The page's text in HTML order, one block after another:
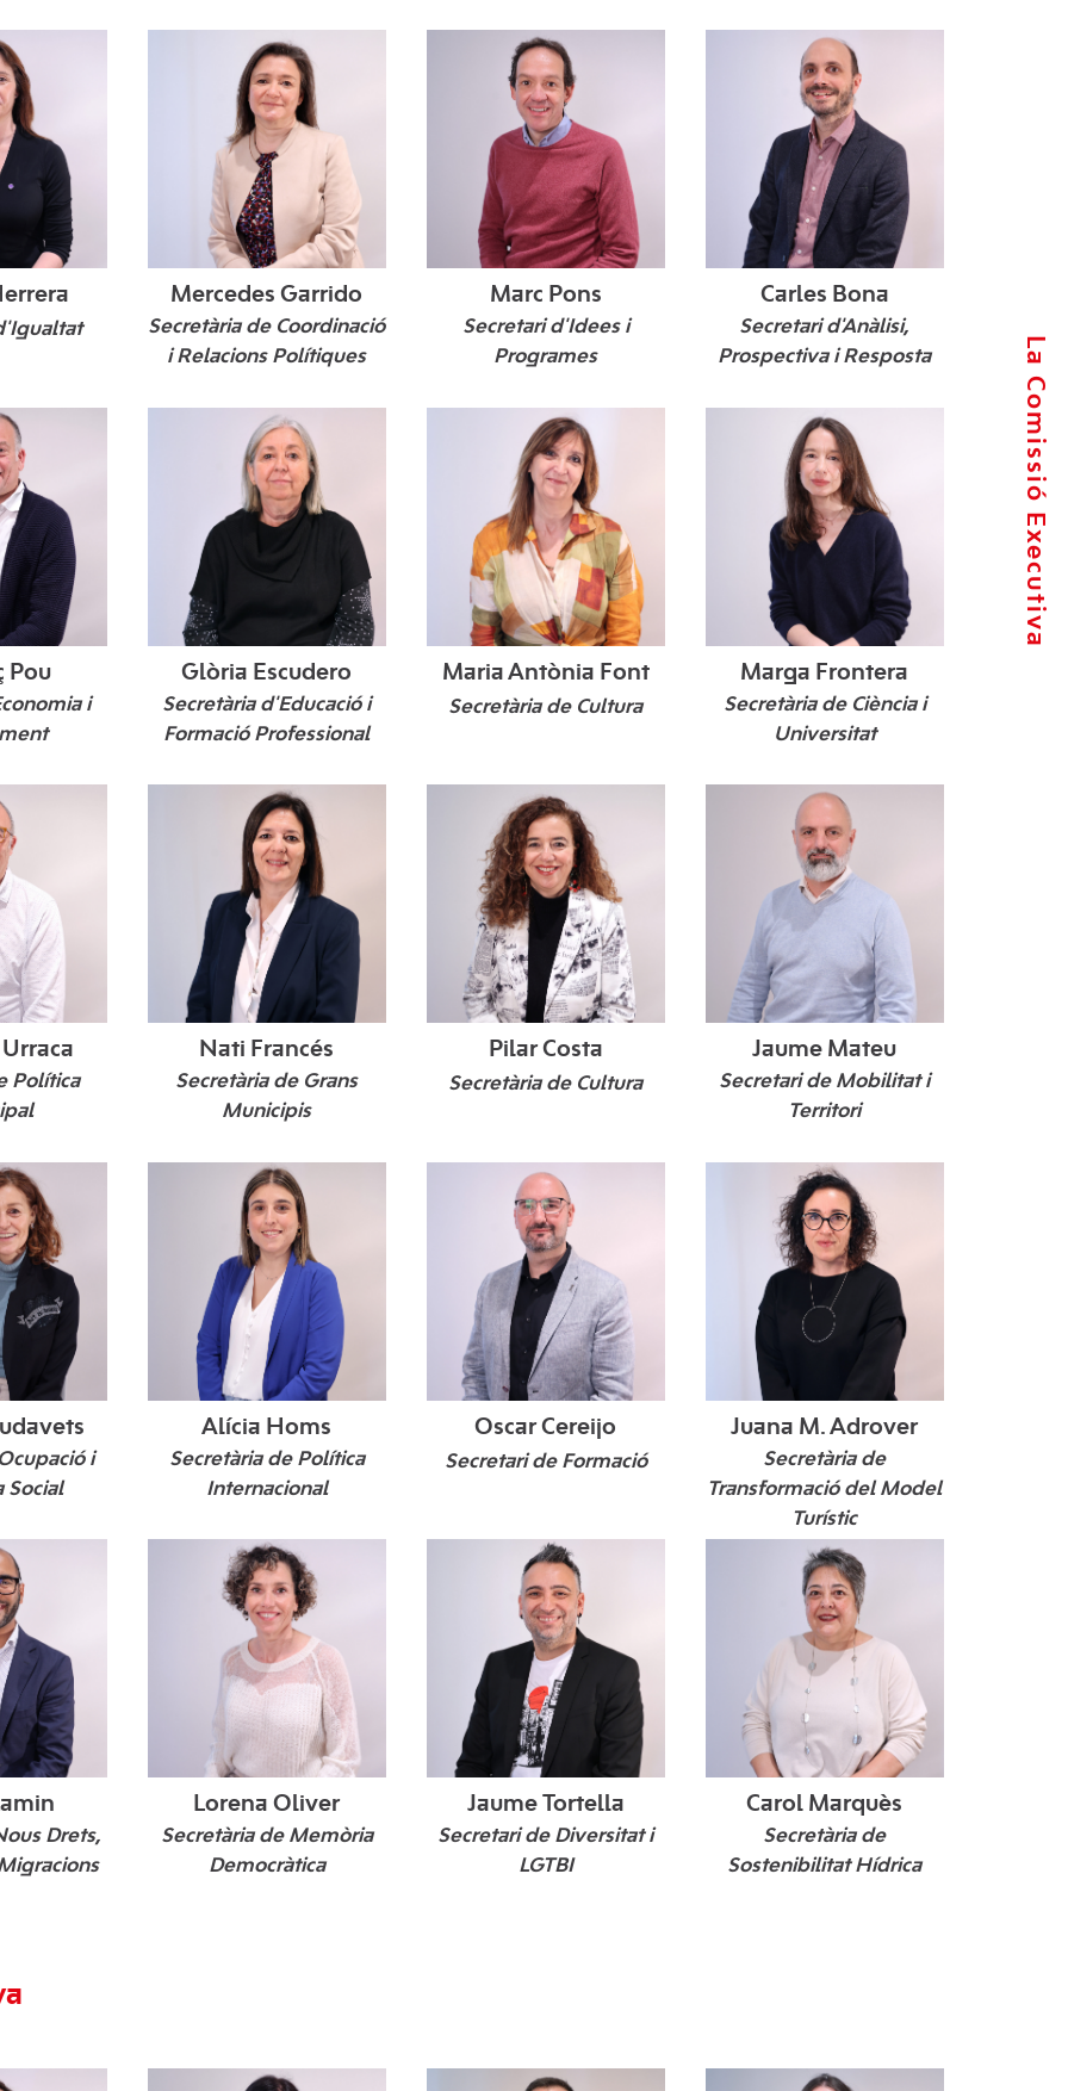
La Comissió Executiva
Mercedes Garrido
Secretària de Coordinació
i Relacions Polítiques
Marc Pons
Secretari d'Idees i
Programes
Carles Bona
Secretari d'Anàlisi,
Prospectiva i Resposta
Pou
i
Glòria Escudero
Secretària d'Educació i
Formació Professional
Maria Antònia Font
Secretària de Cultura
Marga Frontera
Secretària de Ciència i
Universitat
Urraca
Política
Nati Francés
Secretària de Grans
Municipis
Pilar Costa
Secretària de Cultura
Jaume Mateu
Secretari de Mobilitat i
Territori
i
Social
Alícia Homs
Secretària de Política
Internacional
Oscar Cereijo
Secretari de Formació
Juana M. Adrover
Secretària de
Transformació del Model
Turístic
Drets,
Lorena Oliver
Secretària de Memòria
Democràtica
Jaume Tortella
Secretari de Diversitat i
LGTBI
Carol Marquès
Secretària de
Sostenibilitat Hídrica